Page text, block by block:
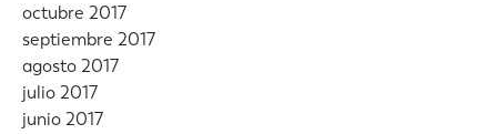
octubre 2017
septiembre 2017
agosto 2017
julio 2017
junio 2017